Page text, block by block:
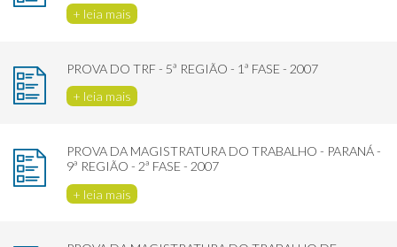
+ leia mais
PROVA DO TRF - 5ª REGIÃO - 1ª FASE - 2007
+ leia mais
PROVA DA MAGISTRATURA DO TRABALHO - PARANÁ -
9ª REGIÃO - 2ª FASE - 2007
+ leia mais